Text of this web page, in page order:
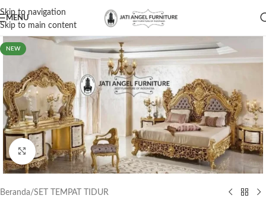
Skip to navigation
Skip to main content
MENU
NEW
Click to enlarge
Beranda/SET TEMPAT TIDUR